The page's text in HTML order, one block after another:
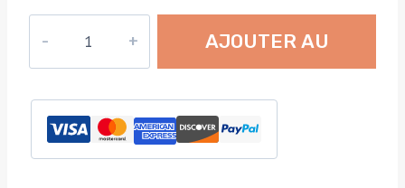
Album
«
Beggars
Banquet
AJOUTER AU
PANIER